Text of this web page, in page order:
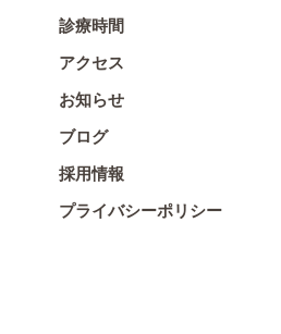
診療時間
アクセス
お知らせ
ブログ
採用情報
プライバシーポリシー